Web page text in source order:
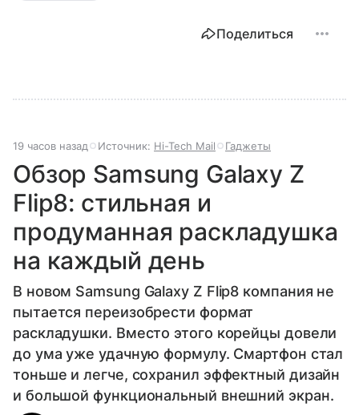
Поделиться
19 часов назад Источник: Hi-Tech Mail Гаджеты
Обзор Samsung Galaxy Z
Flip8: стильная и
продуманная раскладушка
на каждый день
В новом Samsung Galaxy Z Flip8 компания не
пытается переизобрести формат
раскладушки. Вместо этого корейцы довели
до ума уже удачную формулу. Смартфон стал
тоньше и легче, сохранил эффектный дизайн
и большой функциональный внешний экран.